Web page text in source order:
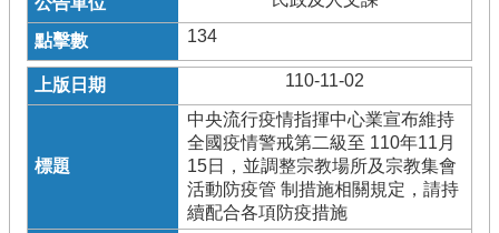
134
110-11-02
中央流行疫情指揮中心業宣布維持
全國疫情警戒第二級至 110年11月
15日，並調整宗教場所及宗教集會
活動防疫管 制措施相關規定，請持
續配合各項防疫措施